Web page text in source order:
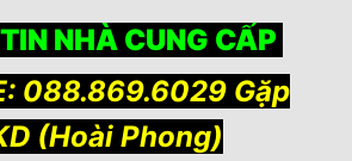
NHÀ CUNG CẤP
088.869.6029 Gặp
(Hoài Phong)